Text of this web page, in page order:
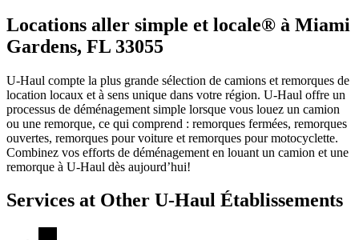
Locations aller simple et locale® à Miami
Gardens, FL 33055
U-Haul compte la plus grande sélection de camions et remorques de
location locaux et à sens unique dans votre région. U-Haul offre un
processus de déménagement simple lorsque vous louez un camion
ou une remorque, ce qui comprend : remorques fermées, remorques
ouvertes, remorques pour voiture et remorques pour motocyclette.
Combinez vos efforts de déménagement en louant un camion et une
remorque à U-Haul dès aujourd’hui!
Services at Other U-Haul Établissements